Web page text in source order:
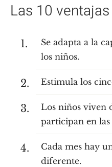
Las 10
Se adapta a la
los niños.
Estimula los
Los niños viven
participan en las
Cada mes hay
diferente.